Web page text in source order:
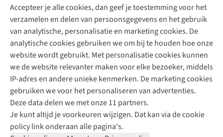
Accepteer je alle cookies, dan geef je toestemming voor het
verzamelen en delen van persoonsgegevens en het gebruik
van analytische, personalisatie en marketing cookies. De
analytische cookies gebruiken we om bij te houden hoe onze
website wordt gebruikt. Met personalisatie cookies kunnen
we de website relevanter maken voor elke bezoeker, middels
IP-adres en andere unieke kenmerken. De marketing cookies
gebruiken we voor het personaliseren van advertenties.
Deze data delen we met onze 11 partners.
Je kunt altijd je voorkeuren wijzigen. Dat kan via de cookie
policy link onderaan alle pagina's.
+31 (0)85 888 50 88
+31 6 12 28 49 80
Contactformulier